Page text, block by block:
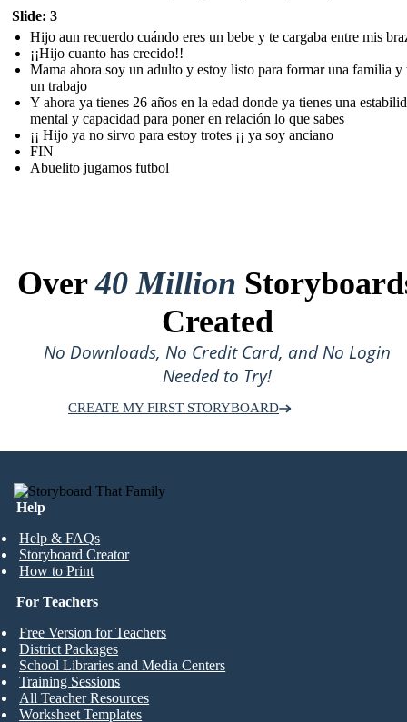
Slide: 3
Hijo aun recuerdo cuándo eres un bebe y te cargaba entre mis
¡¡Hijo cuanto has crecido!!
Mama ahora soy un adulto y estoy listo para formar una familia y
un trabajo
Y ahora ya tienes 26 años en la edad donde ya tienes una
mental y capacidad para poner en relación lo que sabes
¡¡ Hijo ya no sirvo para estoy trotes ¡¡ ya soy anciano
FIN
Abuelito jugamos futbol
Over40 Million
Created
No Downloads, No Credit Card, and No Login
Needed to Try!
CREATE MY FIRST STORYBOARD
Help
Help & FAQs
Storyboard Creator
How to Print
For Teachers
Free Version for Teachers
District Packages
School Libraries and Media Centers
Training Sessions
All Teacher Resources
Worksheet Templates